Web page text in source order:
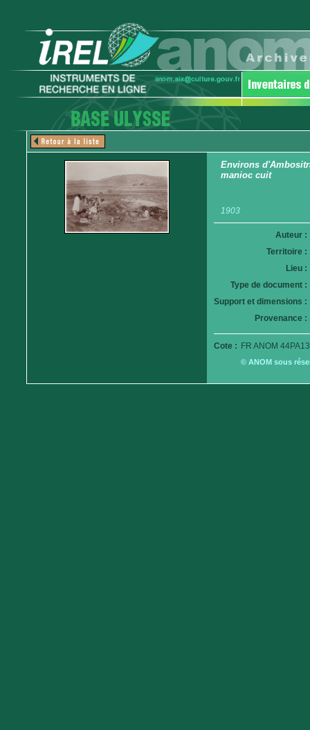
Environs
manioc cuit
1903
Auteur :
Territoire :
Lieu :
Type de document :
Support et dimensions :
Provenance :
Cote : FR ANOM
© ANOM sous